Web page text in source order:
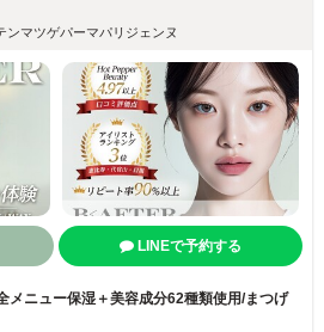
ンマツゲパーマパリジェンヌ
LINEで予約する
メニュー保湿＋美容成分62種類使用/まつげ